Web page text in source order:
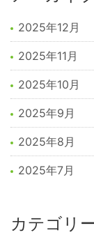
2025年12月
2025年11月
2025年10月
2025年9月
2025年8月
2025年7月
カテゴリ